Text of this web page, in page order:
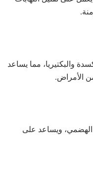
والبكتيريا، مما يساعد
الأمراض.
الهضمي، ويساعد على